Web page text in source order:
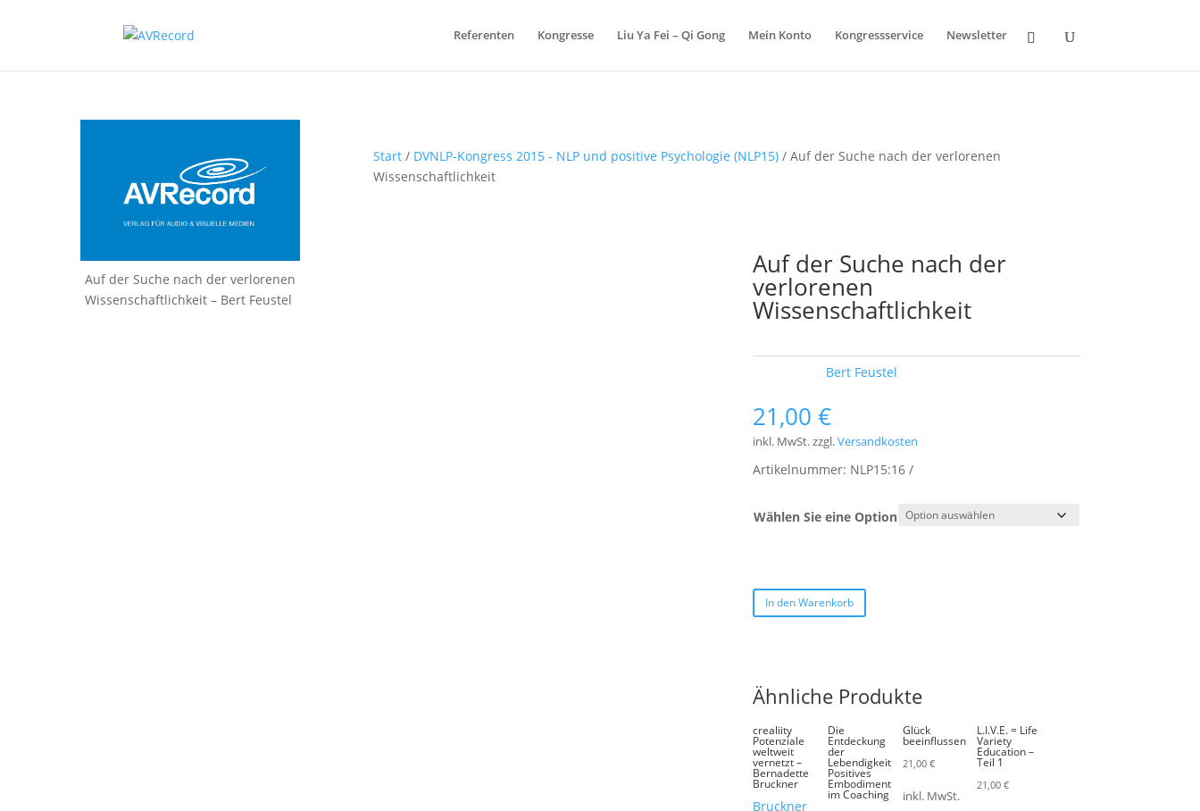
Referenten Kongresse Liu Ya Fei – Qi Gong Mein Konto Kongressservice Newsletter
Auf der Suche nach der verlorenen
Wissenschaftlichkeit – Bert Feustel
Start/ DVNLP-Kongress 2015 - NLP und positive Psychologie (NLP15)/ Auf der Suche nach der verlorenen
Wissenschaftlichkeit
Auf der Suche nach der
verlorenen
Wissenschaftlichkeit
Bert Feustel
21,00€
inkl. MwSt.zzgl.Versandkosten
Artikelnummer: NLP15:16
Wählen Sie eine Option
In den Warenkorb
Ähnliche Produkte
crealiity
Potenziale
weltweit
vernetzt –
Bernadette
Bruckner
Bruckner
Die
Entdeckung
der
Lebendigkeit
Positives
Embodiment
im Coaching
Glück
beeinflussen
21,00 €
inkl. MwSt.
L.I.V.E. = Life
Variety
Education –
Teil 1
21,00€